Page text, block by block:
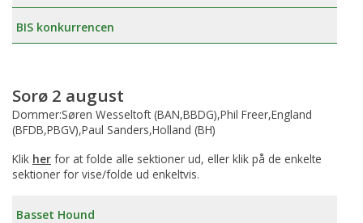
BIS konkurrencen
Sorø 2 august
Dommer:Søren Wesseltoft (BAN,BBDG),Phil Freer,England
(BFDB,PBGV),Paul Sanders,Holland (BH)
Klik her for at folde alle sektioner ud, eller klik på de enkelte
sektioner for vise/folde ud enkeltvis.
Basset Hound